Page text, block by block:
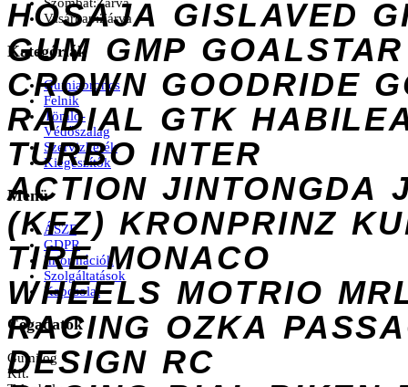
HOSAJA GISLAVED
GUM GMP GOALSTAR
CROWN GOODRIDE
RADIAL GTK
TURBO INTER
ACTION JINTONGDA
(KFZ) KRONPRINZ
TIRE MONACO
WHEELS MOTRIO
RACING OZKA
DESIGN RC
Vasárnap:Zárva
Kategóriák
Gumiabroncs
Felnik
Tömlő-
Védőszalag
Szervizkerék
Kiegészítők
Menü
ÁSZF
GDPR
Információk
Szolgáltatások
Kapcsolat
Cégadatok
Gumilog
Kft.